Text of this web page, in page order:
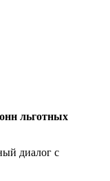
льготных
диалог с